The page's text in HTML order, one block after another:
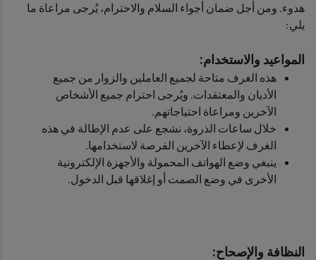
هدوء. ومن أجل ضمان أجواء السلام والاحترام، يُرجى مراعاة ما
يلي:
المواعيد والاستخدام:
هذه الغرف متاحة لجميع العاملين والزوار من جميع
الأديان والمعتقدات. ويُرجى احترام جميع الأشخاص
الآخرين ومراعاة احتياجاتهم.
خلال ساعات الذروة، نشجع على عدم الإطالة في هذه
الغرف لإعطاء الآخرين الفرصة لاستخدامها.
ينبغي وضع الهواتف المحمولة والأجهزة الإلكترونية
الأخرى في وضع الصمت أو إغلاقها قبل الدخول.
‏النظافة والإصحاح: